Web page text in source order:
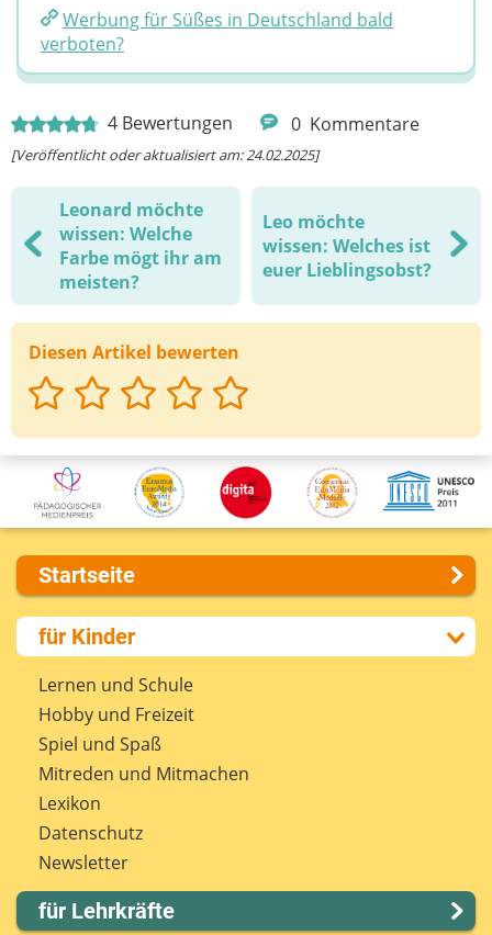
4 Bewertungen 0 Kommentare
[Veröffentlicht oder aktualisiert am: 24.02.2025]
Leonard möchte
wissen: Welche
Farbe mögt ihr am
meisten?
Leo möchte
wissen: Welches ist
euer Lieblingsobst?
Diesen Artikel bewerten
Werbung für Süßes in Deutschland bald
verboten?
Startseite
Über uns
Presse
Kontakt
Impressum
Internet-ABC Sitemap
Barrierefreiheit
Länderprojekte
für Kinder
Lernen und Schule
Hobby und Freizeit
Spiel und Spaß
Mitreden und Mitmachen
Lexikon
Datenschutz
Newsletter
für Lehrkräfte